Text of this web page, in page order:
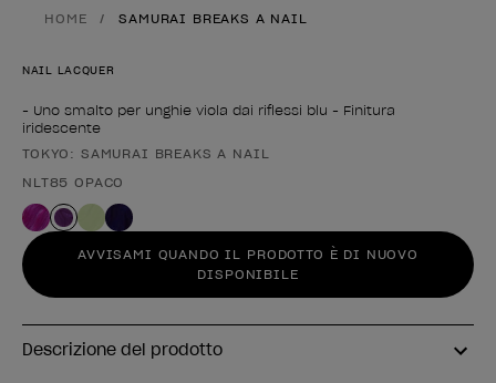
HOME SAMURAI BREAKS A NAIL
NAIL LACQUER
- Uno smalto per unghie viola dai riflessi blu - Finitura
iridescente
Forma del prodotto
TOKYO: SAMURAI BREAKS A NAIL
NLT85 OPACO
AVVISAMI QUANDO IL PRODOTTO È DI NUOVO
DISPONIBILE
Descrizione del prodotto